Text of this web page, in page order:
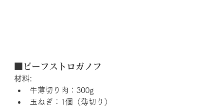
■ビーフストロガノフ
材料:
牛薄切り肉：300g
玉ねぎ：1個（薄切り）